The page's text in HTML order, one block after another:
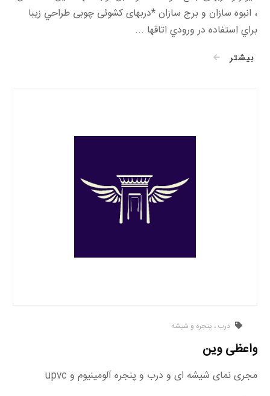
، انبوه سازان و برج سازان *دربهای کشوئی چوبی طراحي زيبا
براي استفاده در ورودي اتاقها ...
بیشتر
درب ، پنجره و شیشه
واعظی وین
مجری نمای شیشه ای و درب و پنجره آلومینیوم و upvc